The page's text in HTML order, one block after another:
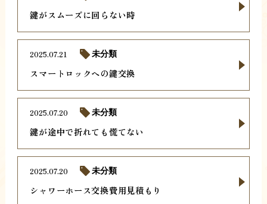
鍵がスムーズに回らない時
スマートロックへの鍵交換
2025.07.21 未分類
鍵が途中で折れても慌てない
2025.07.20 未分類
シャワーホース交換費用見積もり
2025.07.20 未分類